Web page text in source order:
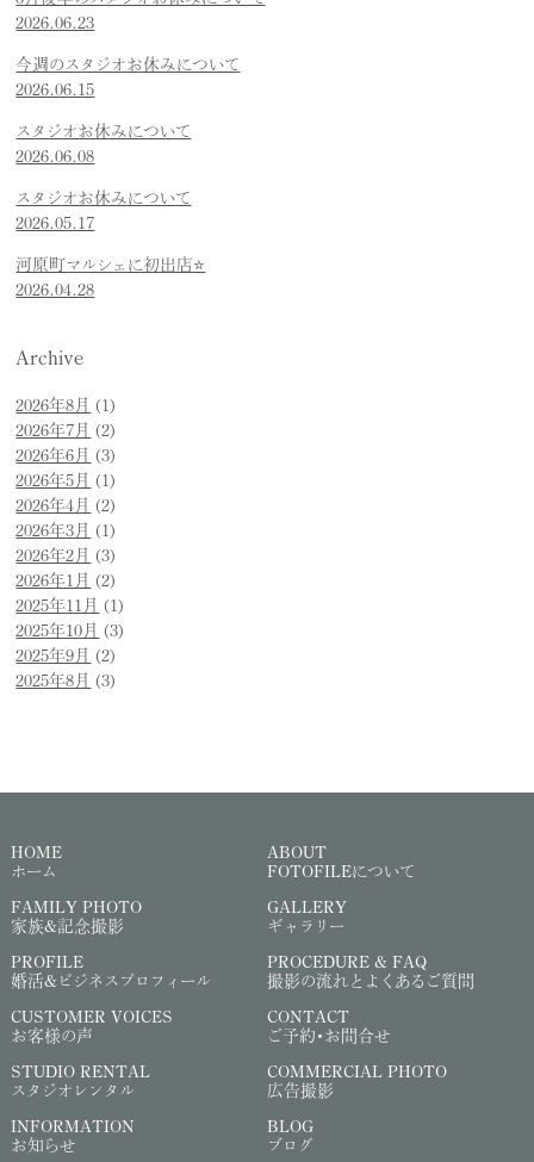
2026.06.23
今週のスタジオお休みについて
2026.06.15
スタジオお休みについて
2026.06.08
スタジオお休みについて
2026.05.17
河原町マルシェに初出店⭐️
2026.04.28
Archive
2026年8月 (1)
2026年7月 (2)
2026年6月 (3)
2026年5月 (1)
2026年4月 (2)
2026年3月 (1)
2026年2月 (3)
2026年1月 (2)
2025年11月 (1)
2025年10月 (3)
2025年9月 (2)
2025年8月 (3)
HOME
ホーム
ABOUT
FOTOFILEについて
FAMILY PHOTO
家族&記念撮影
GALLERY
ギャラリー
PROFILE
婚活&ビジネスプロフィール
PROCEDURE & FAQ
撮影の流れとよくあるご質問
CUSTOMER VOICES
お客様の声
CONTACT
ご予約・お問合せ
STUDIO RENTAL
スタジオレンタル
COMMERCIAL PHOTO
広告撮影
INFORMATION
お知らせ
BLOG
ブログ